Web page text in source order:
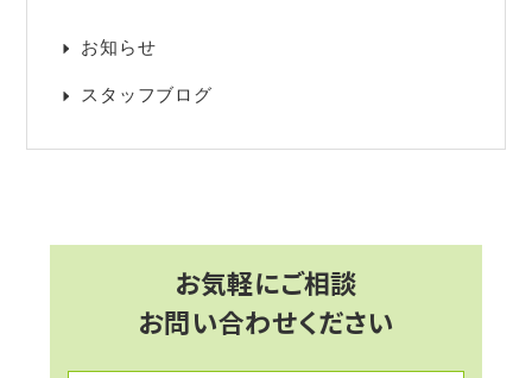
お知らせ
スタッフブログ
お気軽にご相談
お問い合わせください